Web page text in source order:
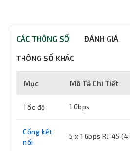
CÁC THÔNG SỐ ĐÁNH GIÁ
THÔNG SỐ KHÁC
Mục Mô Tả Chi Tiết
Tốc độ 1 Gbps
Cổng kết
nối
5 x 1 Gbps RJ-45 (4